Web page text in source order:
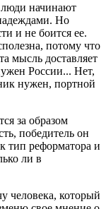
начинают
Но
и не боится ее.
потому что
мысль доставляет
России... Нет,
нужен, портной
за образом
победитель он
тип реформатора и
ли в
человека, который